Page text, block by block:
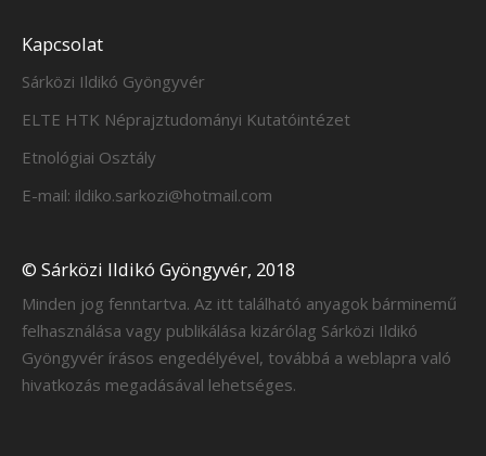
Kapcsolat
Sárközi Ildikó Gyöngyvér
ELTE HTK Néprajztudományi Kutatóintézet
Etnológiai Osztály
E-mail: ildiko.sarkozi@hotmail.com
© Sárközi Ildikó Gyöngyvér, 2018
Minden jog fenntartva. Az itt található anyagok bárminemű
felhasználása vagy publikálása kizárólag Sárközi Ildikó
Gyöngyvér írásos engedélyével, továbbá a weblapra való
hivatkozás megadásával lehetséges.